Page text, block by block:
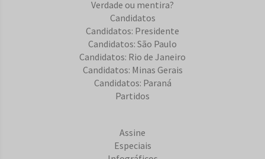
Verdade ou mentira?
Candidatos
Candidatos: Presidente
Candidatos: São Paulo
Candidatos: Rio de Janeiro
Candidatos: Minas Gerais
Candidatos: Paraná
Partidos
Assine
Especiais